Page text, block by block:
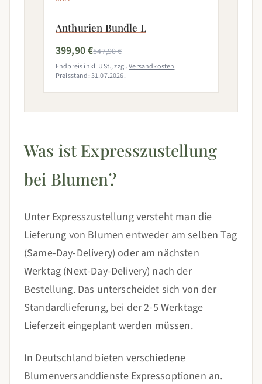
Anthurien Bundle L
399,90 €547,90 €
Endpreis inkl. USt., zzgl.Versandkosten.
Preisstand: 31.07.2026.
Was ist Expresszustellung
bei Blumen?
Unter Expresszustellung versteht man die
Lieferung von Blumen entweder am selben Tag
(Same-Day-Delivery) oder am nächsten
Werktag (Next-Day-Delivery) nach der
Bestellung. Das unterscheidet sich von der
Standardlieferung, bei der 2-5 Werktage
Lieferzeit eingeplant werden müssen.
In Deutschland bieten verschiedene
Blumenversanddienste Expressoptionen an.